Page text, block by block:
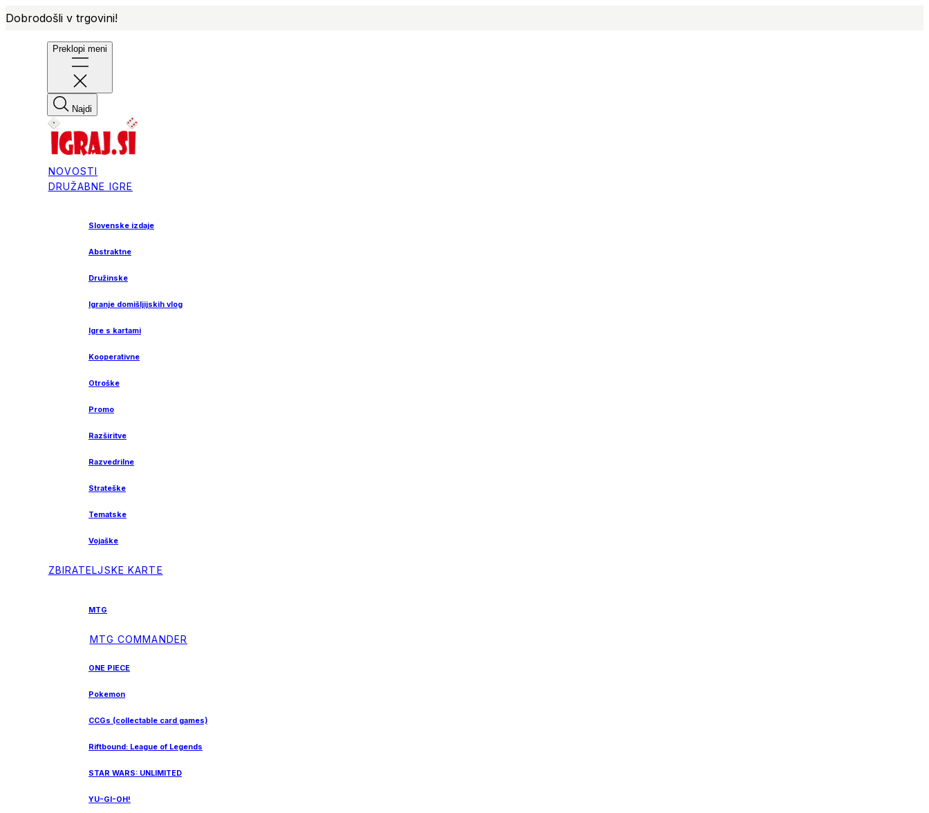
Dobrodošli v trgovini!
Preklopi meni
Najdi
NOVOSTI
DRUŽABNE IGRE
Slovenske izdaje
Abstraktne
Družinske
Igranje domišljijskih vlog
Igre s kartami
Kooperativne
Otroške
Promo
Razširitve
Razvedrilne
Strateške
Tematske
Vojaške
ZBIRATELJSKE KARTE
MTG
MTG COMMANDER
ONE PIECE
Pokemon
CCGs (collectable card games)
Riftbound: League of Legends
STAR WARS: UNLIMITED
YU-GI-OH!